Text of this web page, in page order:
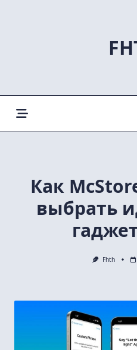
Как
выбрать
Fhth